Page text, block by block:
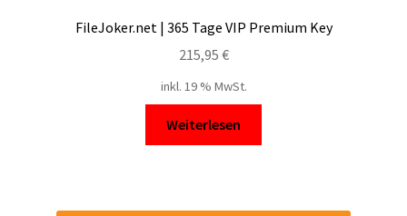
FileJoker.net | 365 Tage VIP Premium Key
215,95 €
inkl. 19 % MwSt.
Weiterlesen